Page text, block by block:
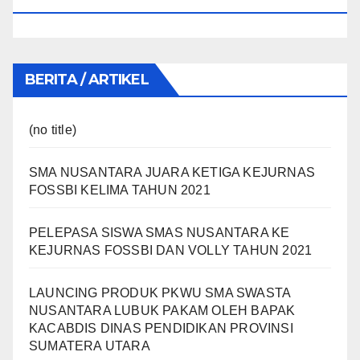
BERITA / ARTIKEL
(no title)
SMA NUSANTARA JUARA KETIGA KEJURNAS
FOSSBI KELIMA TAHUN 2021
PELEPASA SISWA SMAS NUSANTARA KE
KEJURNAS FOSSBI DAN VOLLY TAHUN 2021
LAUNCING PRODUK PKWU SMA SWASTA
NUSANTARA LUBUK PAKAM OLEH BAPAK
KACABDIS DINAS PENDIDIKAN PROVINSI
SUMATERA UTARA